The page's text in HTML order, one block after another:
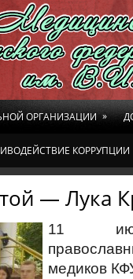
ОРГАНИЗАЦИИ »
КОРРУПЦИИ
— Лука
11
медиков